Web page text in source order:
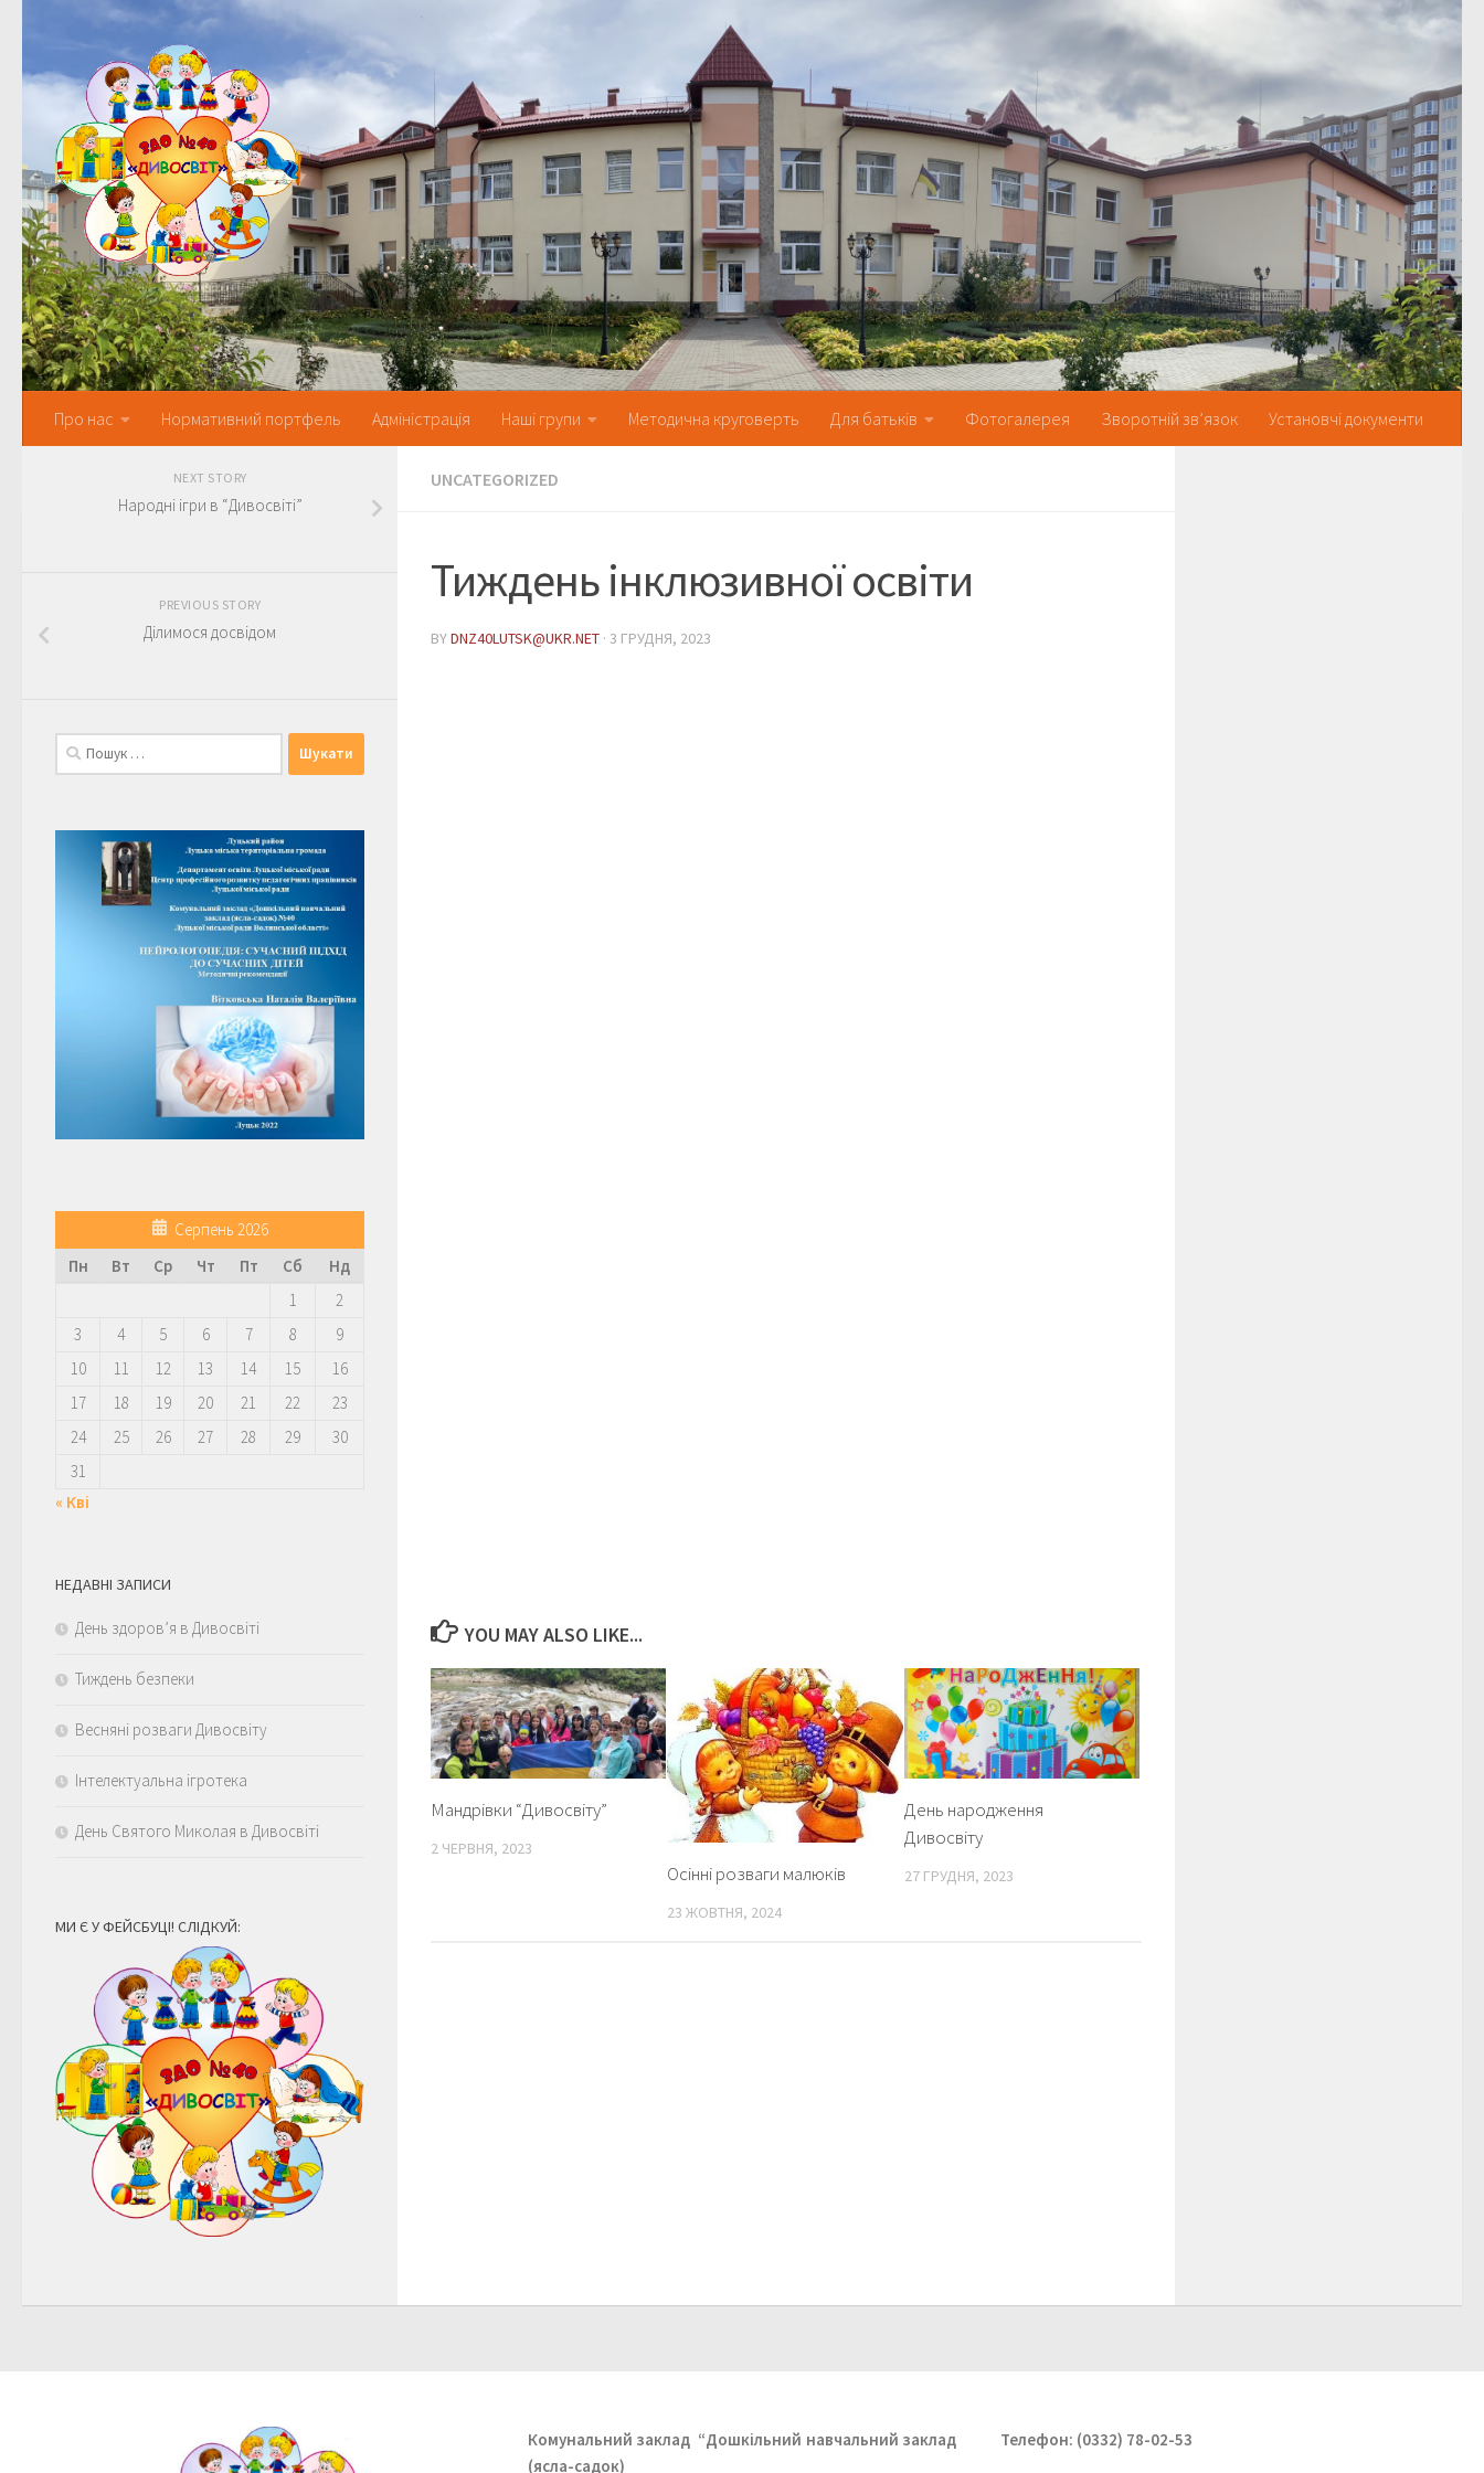
Про нас Нормативний портфель Адміністрація Наші групи Методична круговерть Для батьків Фотогалерея Зворотній зв’язок Установчі документи
UNCATEGORIZED
Тиждень інклюзивної освіти
BYDNZ40LUTSK@UKR.NET · 3 ГРУДНЯ, 2023
YOU MAY ALSO LIKE...
Мандрівки “Дивосвіту”
2 ЧЕРВНЯ, 2023
Осінні розваги малюків
23 ЖОВТНЯ, 2024
День народження
Дивосвіту
27 ГРУДНЯ, 2023
NEXT STORY
Народні ігри в “Дивосвіті”
PREVIOUS STORY
Ділимося досвідом
Пошук:
Серпень 2026
Пн
Вт Ср Чт Пт Сб
Нд
1
2
3
4 5 6 7 8
9
10
11 12 13 14 15
16
17
18 19 20 21 22
23
24
25 26 27 28 29
30
31
« Кві
НЕДАВНІ ЗАПИСИ
День здоров’я в Дивосвіті
Тиждень безпеки
Весняні розваги Дивосвіту
Інтелектуальна ігротека
День Святого Миколая в Дивосвіті
МИ Є У ФЕЙСБУЦІ! СЛІДКУЙ:
Комунальний заклад “Дошкільний навчальний заклад
(ясла-садок)
Телефон: (0332) 78-02-53